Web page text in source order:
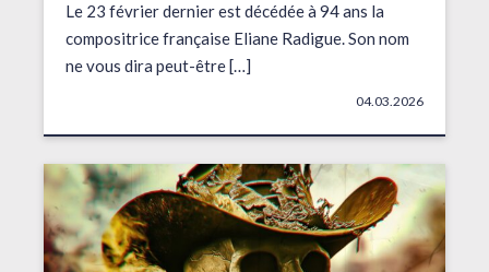
Le 23 février dernier est décédée à 94 ans la
compositrice française Eliane Radigue. Son nom
ne vous dira peut-être […]
04.03.2026